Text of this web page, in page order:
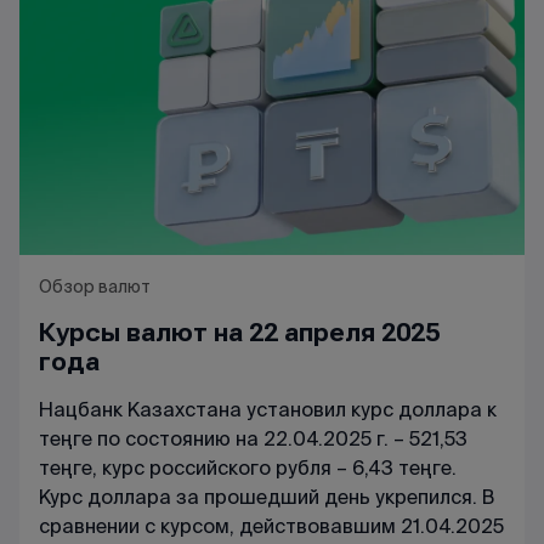
Обзор валют
Курсы валют на 22 апреля 2025
года
Нацбанк Казахстана установил курс доллара к
теңге по состоянию на 22.04.2025 г. – 521,53
теңге, курс российского рубля – 6,43 теңге.
Курс доллара за прошедший день укрепился. В
сравнении с курсом, действовавшим 21.04.2025